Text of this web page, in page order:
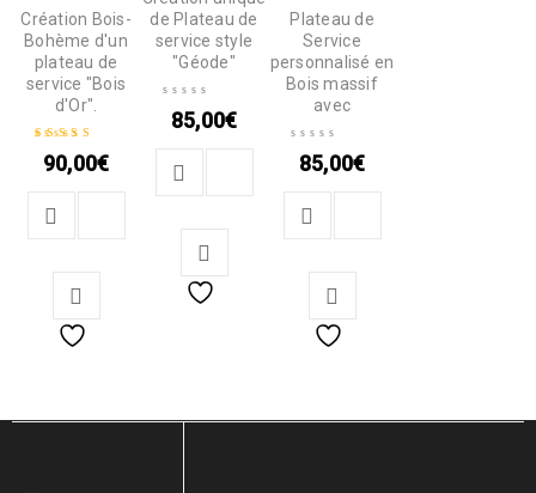
Création Bois-
Bohème d'un
plateau de
service "Bois
d'Or".
Note5.00sur 5
90,00€
de Plateau de
service style
"Géode"
85,00€
Plateau de
Service
personnalisé en
Bois massif
avec
85,00€